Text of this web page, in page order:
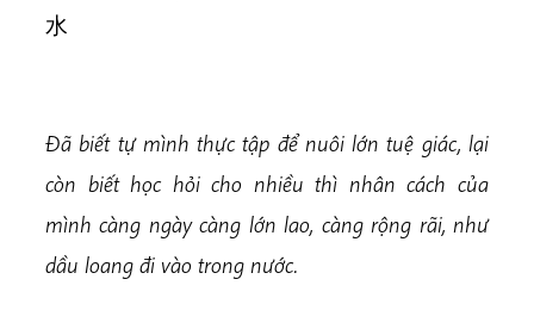
水
Đã biết tự mình thực tập để nuôi lớn tuệ giác, lại
còn biết học hỏi cho nhiều thì nhân cách của
mình càng ngày càng lớn lao, càng rộng rãi, như
dầu loang đi vào trong nước.